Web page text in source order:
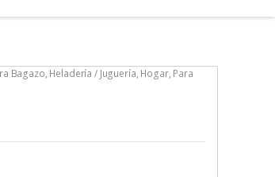
Bagazo, Heladería / Juguería, Hogar, Para